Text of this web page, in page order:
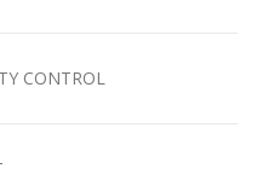
CONTROL